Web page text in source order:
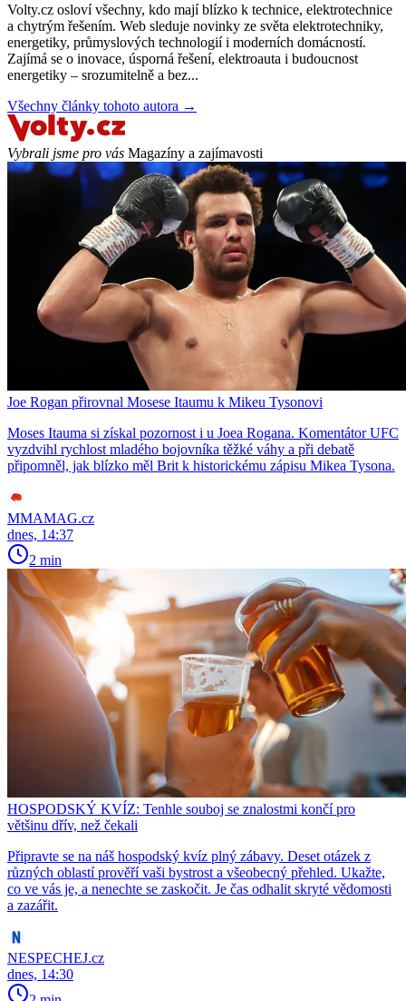
Volty.cz osloví všechny, kdo mají blízko k technice, elektrotechnice
a chytrým řešením. Web sleduje novinky ze světa elektrotechniky,
energetiky, průmyslových technologií i moderních domácností.
Zajímá se o inovace, úsporná řešení, elektroauta i budoucnost
energetiky – srozumitelně a bez...
Všechny články tohoto autora →
Vybrali jsme pro vás Magazíny a zajímavosti
Joe Rogan přirovnal Mosese Itaumu k Mikeu Tysonovi
Moses Itauma si získal pozornost i u Joea Rogana. Komentátor UFC
vyzdvihl rychlost mladého bojovníka těžké váhy a při debatě
připomněl, jak blízko měl Brit k historickému zápisu Mikea Tysona.
MMAMAG.cz
dnes, 14:37
2 min
HOSPODSKÝ KVÍZ: Tenhle souboj se znalostmi končí pro
většinu dřív, než čekali
Připravte se na náš hospodský kvíz plný zábavy. Deset otázek z
různých oblastí prověří vaši bystrost a všeobecný přehled. Ukažte,
co ve vás je, a nenechte se zaskočit. Je čas odhalit skryté vědomosti
a zazářit.
NESPECHEJ.cz
dnes, 14:30